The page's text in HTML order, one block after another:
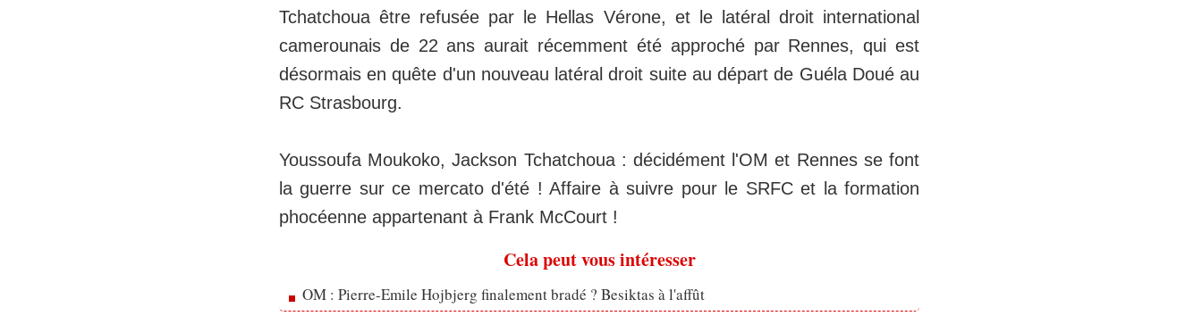
Tchatchoua être refusée par le Hellas Vérone, et le latéral droit international
camerounais de 22 ans aurait récemment été approché par Rennes, qui est
désormais en quête d'un nouveau latéral droit suite au départ de Guéla Doué au
RC Strasbourg.
Youssoufa Moukoko, Jackson Tchatchoua : décidément l'OM et Rennes se font
la guerre sur ce mercato d'été ! Affaire à suivre pour le SRFC et la formation
phocéenne appartenant à Frank McCourt !
Cela peut vous intéresser
OM : Pierre-Emile Hojbjerg finalement bradé ? Besiktas à l'affût